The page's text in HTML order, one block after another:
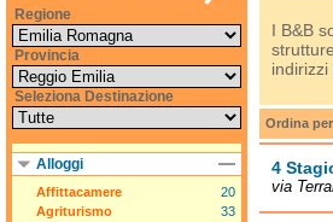
I B&B
Ordina per
4
via
Regione
Provincia
Seleziona Destinazione
Alloggi
Affittacamere
20
Agriturismo
33